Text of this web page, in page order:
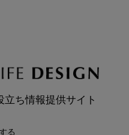
ち情報提供サイト